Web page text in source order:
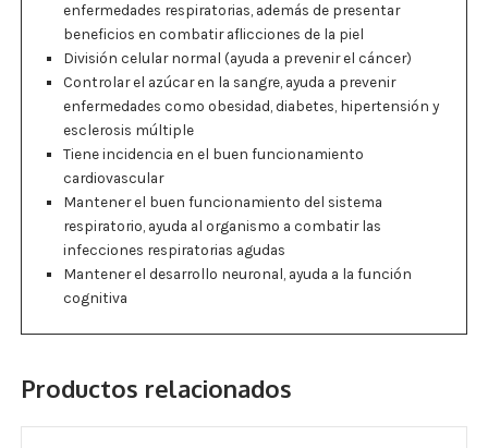
enfermedades respiratorias, además de presentar
beneficios en combatir aflicciones de la piel
División celular normal (ayuda a prevenir el cáncer)
Controlar el azúcar en la sangre, ayuda a prevenir
enfermedades como obesidad, diabetes, hipertensión y
esclerosis múltiple
Tiene incidencia en el buen funcionamiento
cardiovascular
Mantener el buen funcionamiento del sistema
respiratorio, ayuda al organismo a combatir las
infecciones respiratorias agudas
Mantener el desarrollo neuronal, ayuda a la función
cognitiva
Productos relacionados